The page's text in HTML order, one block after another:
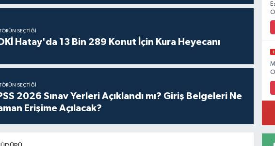
SEÇTIĞI
Hatay'da 13 Bin 289 Konut İçin Kura Heyecanı
SEÇTIĞI
2026 Sınav Yerleri Açıklandı mı? Giriş Belgeleri Ne
Erişime Açılacak?